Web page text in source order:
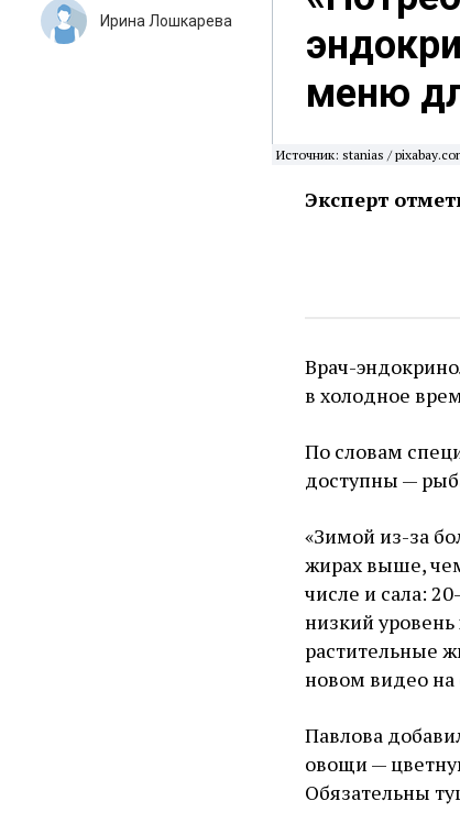
меню
Источник: stanias /
Эксперт
Врач-
в холодное
По словам
доступны —
«Зимой из-за
жирах выше,
числе и сала:
низкий
растительные
новом видео на
Павлова
овощи —
Обязательны
Ирина Лошкарева